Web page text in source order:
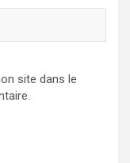
site dans le